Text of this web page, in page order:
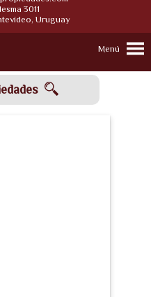
3011
Uruguay
Menú